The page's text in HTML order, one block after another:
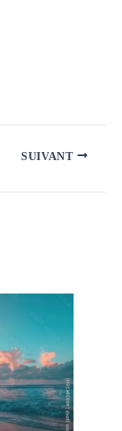
SUIVANT